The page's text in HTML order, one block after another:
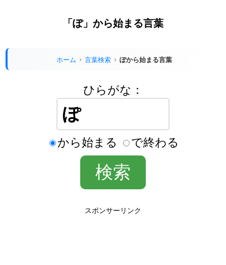
「ぽ」から始まる言葉
ホーム 言葉検索 ぽから始まる言葉
ひらがな：
から始まる で終わる
スポンサーリンク